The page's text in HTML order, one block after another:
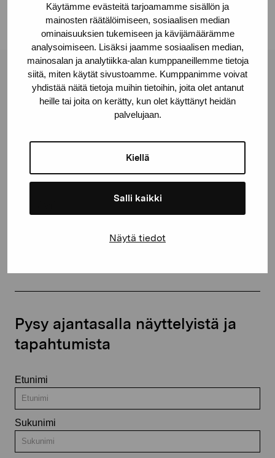
Käytämme evästeitä tarjoamamme sisällön ja
mainosten räätälöimiseen, sosiaalisen median
ominaisuuksien tukemiseen ja kävijämäärämme
analysoimiseen. Lisäksi jaamme sosiaalisen median,
mainosalan ja analytiikka-alan kumppaneillemme tietoja
siitä, miten käytät sivustoamme. Kumppanimme voivat
yhdistää näitä tietoja muihin tietoihin, joita olet antanut
heille tai joita on kerätty, kun olet käyttänyt heidän
palvelujaan.
Kiellä
Salli kaikki
Näytä tiedot
Pro Artibus -säätiö
Kustaa Vaasan katu 11
+358 (0)50 371 6339
Pysy ajantasalla näyttelyistä ja
tapahtumista
Etunimi
Sukunimi